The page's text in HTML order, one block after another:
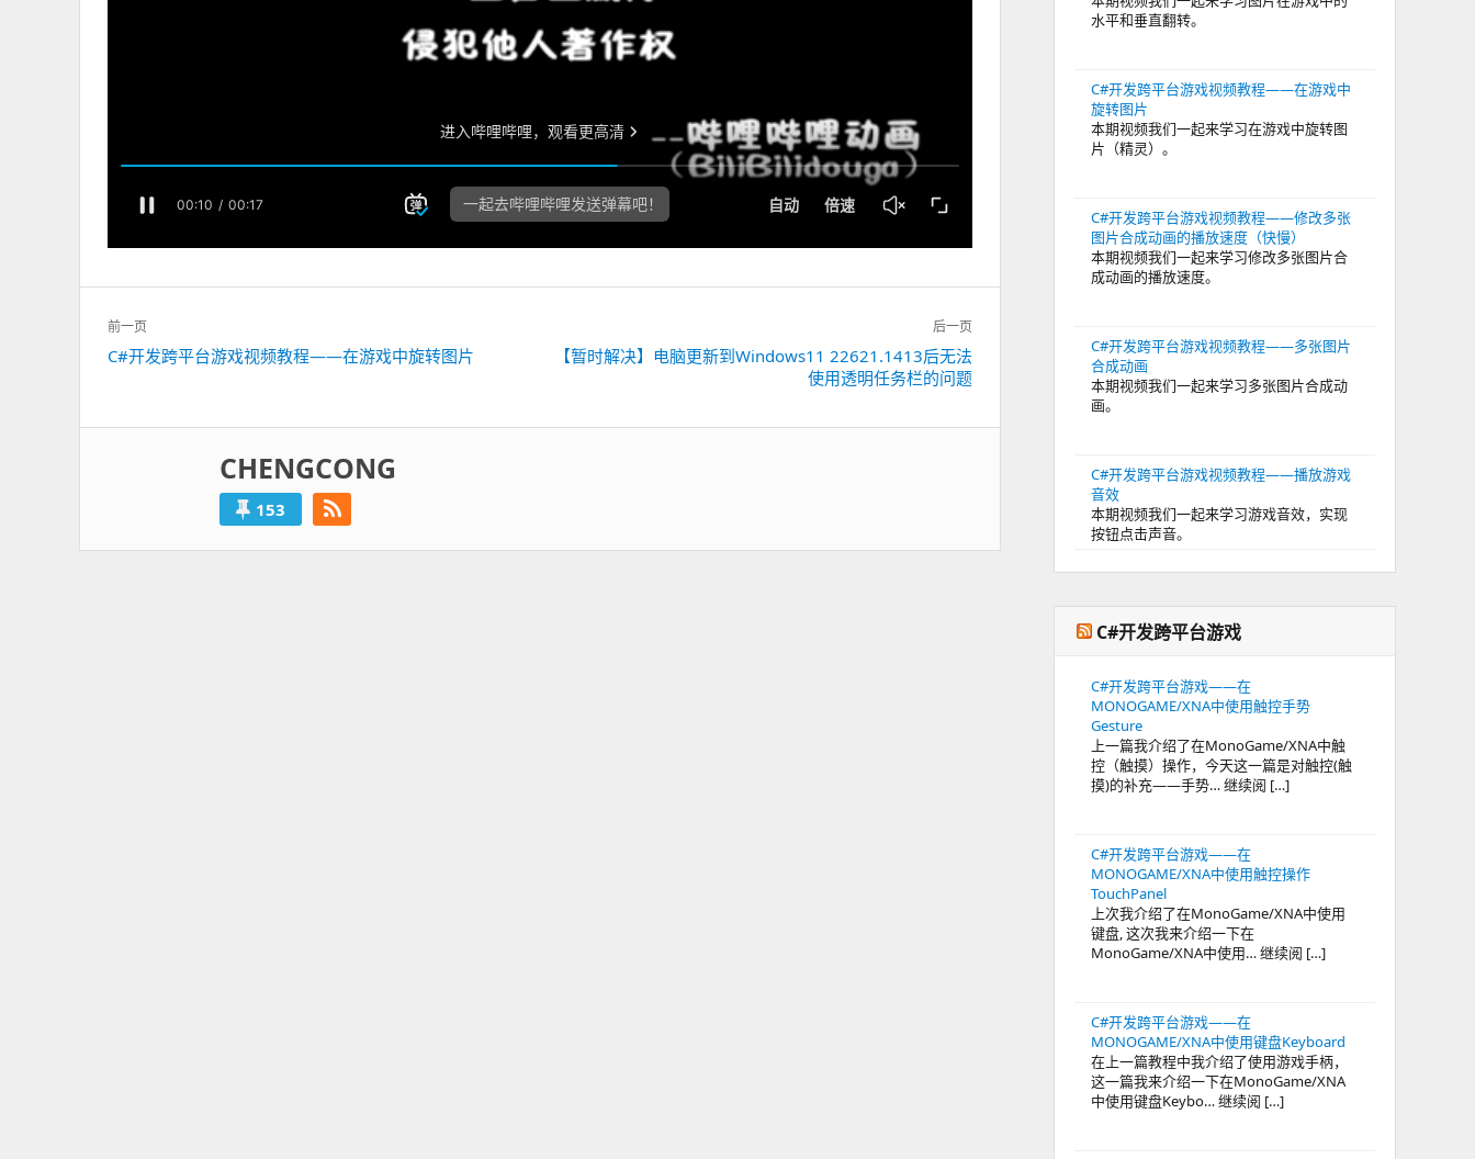
文
章
导
前一页
上
C#开发跨平台游戏视频教程——在游戏中旋转图片
后一页
【暂时解决】电脑更新到Windows11 22621.1413后无法
使用透明任务栏的问题
CHENGCONG
153
水平和垂直翻转。
C#开发跨平台游戏视频教程——在游戏中
旋转图片
本期视频我们一起来学习在游戏中旋转图
片（精灵）。
C#开发跨平台游戏视频教程——修改多张
图片合成动画的播放速度（快慢）
本期视频我们一起来学习修改多张图片合
成动画的播放速度。
C#开发跨平台游戏视频教程——多张图片
合成动画
本期视频我们一起来学习多张图片合成动
画。
C#开发跨平台游戏视频教程——播放游戏
音效
本期视频我们一起来学习游戏音效，实现
按钮点击声音。
C#开发跨平台游戏
C#开发跨平台游戏——在
MONOGAME/XNA中使用触控手势
Gesture
上一篇我介绍了在MonoGame/XNA中触
控（触摸）操作，今天这一篇是对触控(触
摸)的补充——手势… 继续阅 […]
C#开发跨平台游戏——在
MONOGAME/XNA中使用触控操作
TouchPanel
上次我介绍了在MonoGame/XNA中使用
键盘, 这次我来介绍一下在
MonoGame/XNA中使用… 继续阅 […]
C#开发跨平台游戏——在
MONOGAME/XNA中使用键盘Keyboard
在上一篇教程中我介绍了使用游戏手柄，
这一篇我来介绍一下在MonoGame/XNA
中使用键盘Keybo… 继续阅 […]